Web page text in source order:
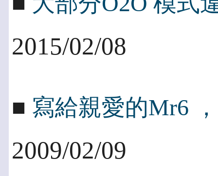
2015/02/08
■ 寫給親愛的Mr6
2009/02/09